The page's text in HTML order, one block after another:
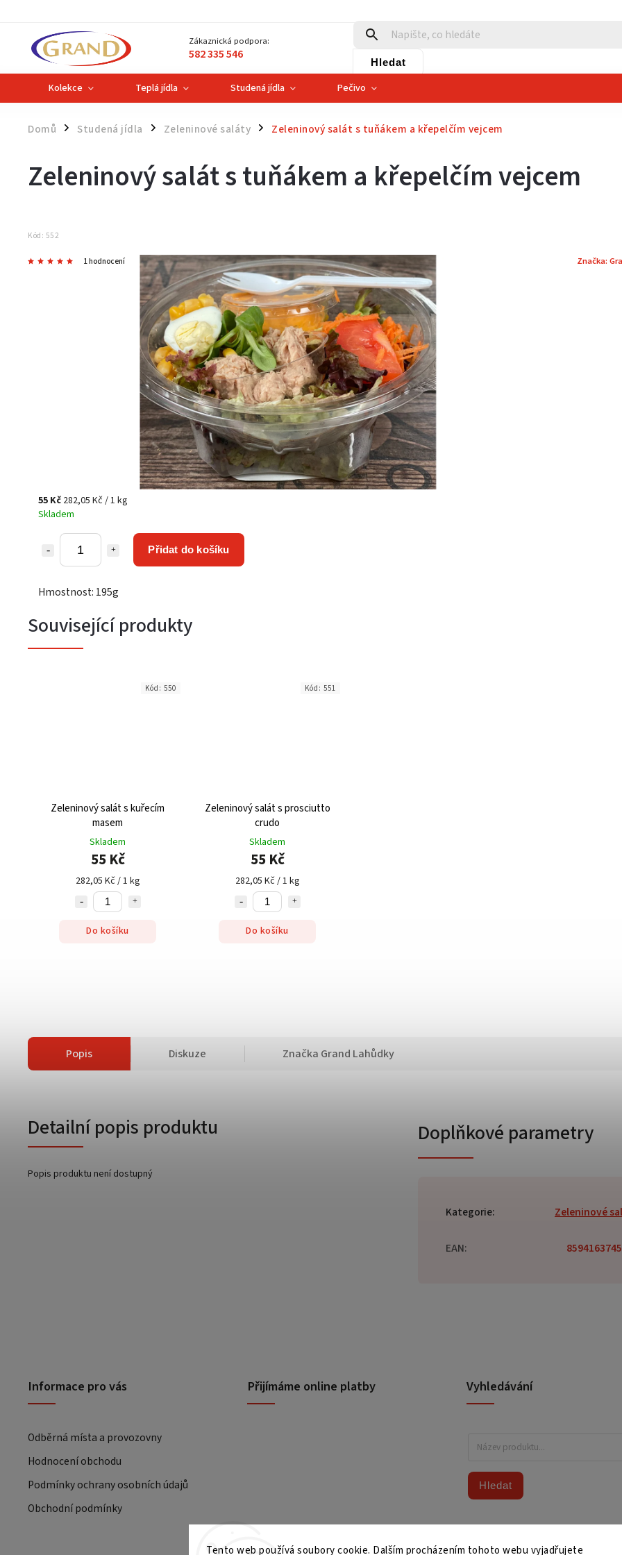
Tento web používá soubory cookie. Dalším procházením tohoto webu vyjadřujete
Zákaznická podpora:
582 335 546 Hledat
Kolekce Teplá jídla Studená jídla Pečivo
Domů / Studená jídla / Zeleninové saláty / Zeleninový salát s tuňákem a křepelčím vejcem
Zeleninový salát s tuňákem a křepelčím vejcem
Kód: 552
1 hodnocení Značka:
55 Kč 282,05 Kč / 1 kg
Skladem
Přidat do košíku
Hmostnost: 195g
Související produkty
Zeleninový salát s kuřecím
masem
Skladem
55 Kč
282,05 Kč / 1 kg
Do košíku
Kód: 550
Zeleninový salát s prosciutto
crudo
Skladem
55 Kč
282,05 Kč / 1 kg
Do košíku
Kód: 551
Popis Diskuze Značka Grand Lahůdky
Detailní popis produktu
Popis produktu není dostupný
Doplňkové parametry
Kategorie: Zeleninové
EAN:
Informace pro vás
Odběrná místa a provozovny
Hodnocení obchodu
Podmínky ochrany osobních údajů
Obchodní podmínky
Přijímáme online platby Vyhledávání
Hledat